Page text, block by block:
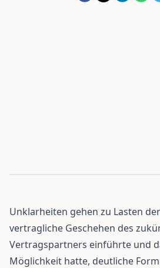
Unklarheiten gehen zu Lasten
vertragliche Geschehen des
Vertragspartners einführte und
Möglichkeit hatte, deutliche